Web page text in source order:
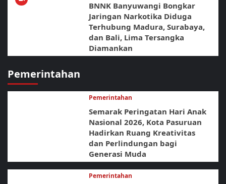
BNNK Banyuwangi Bongkar
Jaringan Narkotika Diduga
Terhubung Madura, Surabaya,
dan Bali, Lima Tersangka
Diamankan
Pemerintahan
Pemerintahan
Semarak Peringatan Hari Anak
Nasional 2026, Kota Pasuruan
Hadirkan Ruang Kreativitas
dan Perlindungan bagi
Generasi Muda
Pemerintahan